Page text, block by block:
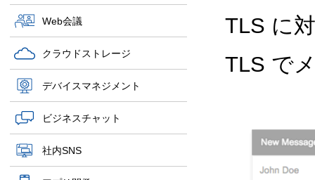
Web会議
クラウドストレージ
デバイスマネジメント
ビジネスチャット
社内SNS
TLS に
TLS で